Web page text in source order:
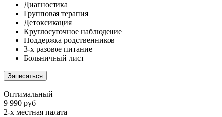
Диагностика
Групповая терапия
Детоксикация
Круглосуточное наблюдение
Поддержка родственников
3-х разовое питание
Больничный лист
Записаться
Оптимальный
9 990 руб
2-х местная палата